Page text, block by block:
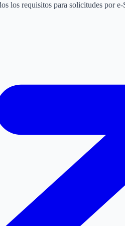
los requisitos para solicitudes por e-